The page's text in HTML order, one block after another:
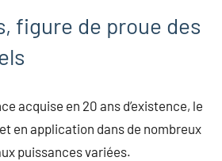
figure de proue des
acquise en 20 ans d’existence, le
en application dans de nombreux
puissances variées.